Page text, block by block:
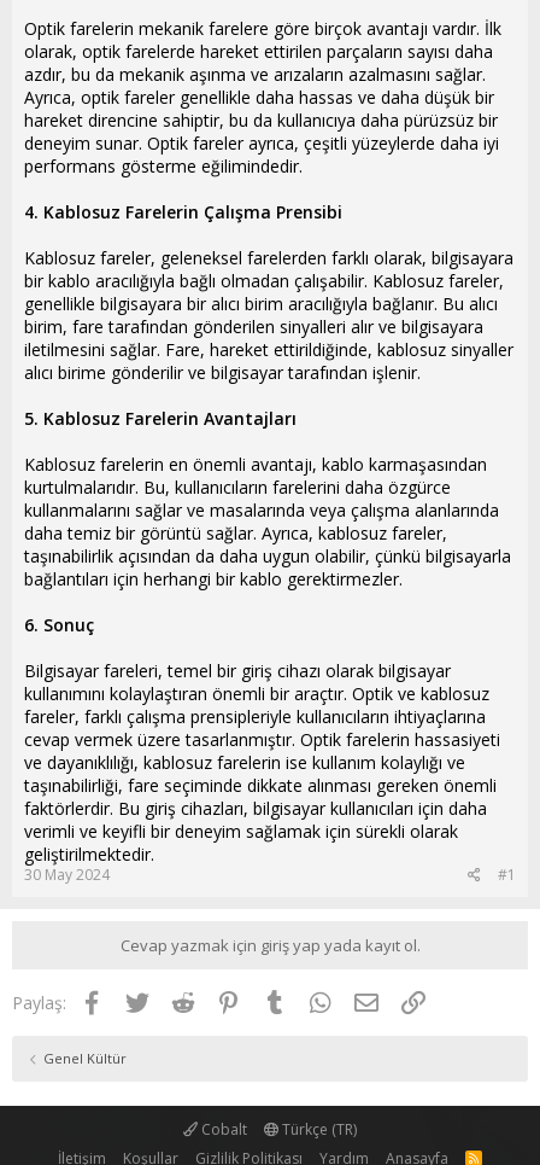
Optik farelerin mekanik farelere göre birçok avantajı vardır. İlk
olarak, optik farelerde hareket ettirilen parçaların sayısı daha
azdır, bu da mekanik aşınma ve arızaların azalmasını sağlar.
Ayrıca, optik fareler genellikle daha hassas ve daha düşük bir
hareket direncine sahiptir, bu da kullanıcıya daha pürüzsüz bir
deneyim sunar. Optik fareler ayrıca, çeşitli yüzeylerde daha iyi
performans gösterme eğilimindedir.
4. Kablosuz Farelerin Çalışma Prensibi
Kablosuz fareler, geleneksel farelerden farklı olarak, bilgisayara
bir kablo aracılığıyla bağlı olmadan çalışabilir. Kablosuz fareler,
genellikle bilgisayara bir alıcı birim aracılığıyla bağlanır. Bu alıcı
birim, fare tarafından gönderilen sinyalleri alır ve bilgisayara
iletilmesini sağlar. Fare, hareket ettirildiğinde, kablosuz sinyaller
alıcı birime gönderilir ve bilgisayar tarafından işlenir.
5. Kablosuz Farelerin Avantajları
Kablosuz farelerin en önemli avantajı, kablo karmaşasından
kurtulmalarıdır. Bu, kullanıcıların farelerini daha özgürce
kullanmalarını sağlar ve masalarında veya çalışma alanlarında
daha temiz bir görüntü sağlar. Ayrıca, kablosuz fareler,
taşınabilirlik açısından da daha uygun olabilir, çünkü bilgisayarla
bağlantıları için herhangi bir kablo gerektirmezler.
6. Sonuç
Bilgisayar fareleri, temel bir giriş cihazı olarak bilgisayar
kullanımını kolaylaştıran önemli bir araçtır. Optik ve kablosuz
fareler, farklı çalışma prensipleriyle kullanıcıların ihtiyaçlarına
cevap vermek üzere tasarlanmıştır. Optik farelerin hassasiyeti
ve dayanıklılığı, kablosuz farelerin ise kullanım kolaylığı ve
taşınabilirliği, fare seçiminde dikkate alınması gereken önemli
faktörlerdir. Bu giriş cihazları, bilgisayar kullanıcıları için daha
verimli ve keyifli bir deneyim sağlamak için sürekli olarak
geliştirilmektedir.
30 May 2024 #1
Cevap yazmak için giriş yap yada kayıt ol.
Paylaş: Facebook
TwitterReddit PinterestTumblrWhatsApp
E-postaLink
Genel Kültür
Cobalt
Türkçe (TR)
İletişim
Koşullar Gizlilik Politikası Yardım Anasayfa R